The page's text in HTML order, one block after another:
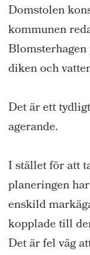
Domstolen
kommunen
diken och
Det är ett
agerande.
I stället för att
planeringen
enskild
kopplade till
Det är fel väg